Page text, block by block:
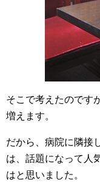
そこで考えたのです
増えます。
だから、病院に隣接
は、話題になって人
はと思いました。